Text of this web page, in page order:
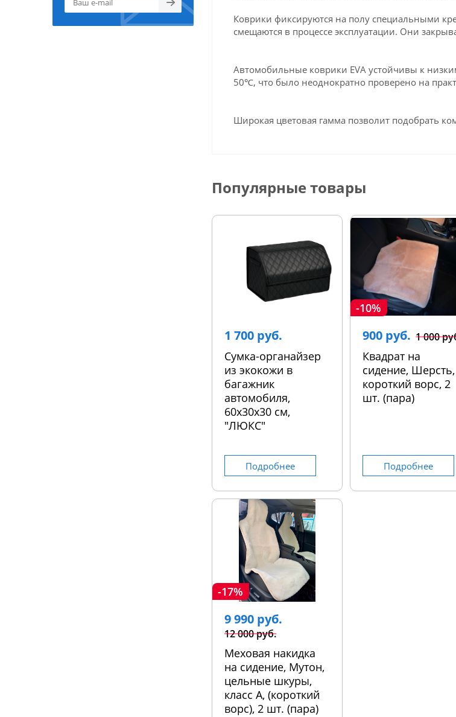
Коврики фиксируются на полу специальными
смещаются в процессе эксплуатации. Они
Автомобильные коврики EVA устойчивы к
50℃, что было неоднократно проверено на
Широкая цветовая гамма позволит подобрать
Популярные товары
1 700 руб.
Сумка-органайзер
из экокожи в
багажник
автомобиля,
60х30х30 см,
"ЛЮКС"
Подробнее
-10%
900 руб. 1 000
Квадрат на
сидение, Шерсть,
короткий ворс, 2
шт. (пара)
Подробнее
-17%
9 990 руб.
12 000 руб.
Меховая накидка
на сидение, Мутон,
цельные шкуры,
класс А, (короткий
ворс), 2 шт. (пара)